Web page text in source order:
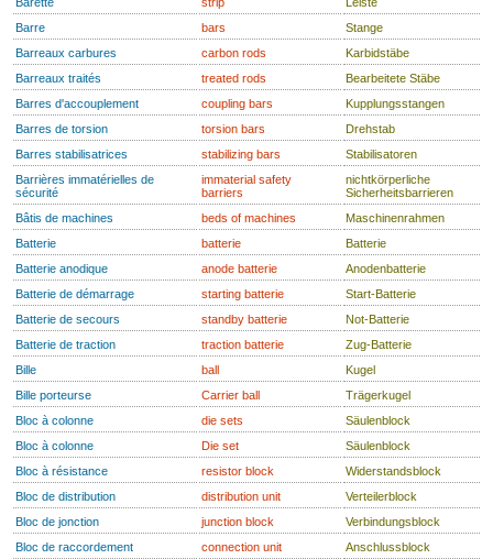
Barre
bars
Stange
Barreaux carbures
carbon rods
Karbidstäbe
Barreaux traités
treated rods
Bearbeitete Stäbe
Barres d'accouplement
coupling bars
Kupplungsstangen
Barres de torsion
torsion bars
Drehstab
Barres stabilisatrices
stabilizing bars
Stabilisatoren
Barrières immatérielles de
sécurité
immaterial safety
barriers
nichtkörperliche
Sicherheitsbarrieren
Bâtis de machines
beds of machines
Maschinenrahmen
Batterie
batterie
Batterie
Batterie anodique
anode batterie
Anodenbatterie
Batterie de démarrage
starting batterie
Start-Batterie
Batterie de secours
standby batterie
Not-Batterie
Batterie de traction
traction batterie
Zug-Batterie
Bille
ball
Kugel
Bille porteurse
Carrier ball
Trägerkugel
Bloc à colonne
die sets
Säulenblock
Bloc à colonne
Die set
Säulenblock
Bloc à résistance
resistor block
Widerstandsblock
Bloc de distribution
distribution unit
Verteilerblock
Bloc de jonction
junction block
Verbindungsblock
Bloc de raccordement
connection unit
Anschlussblock